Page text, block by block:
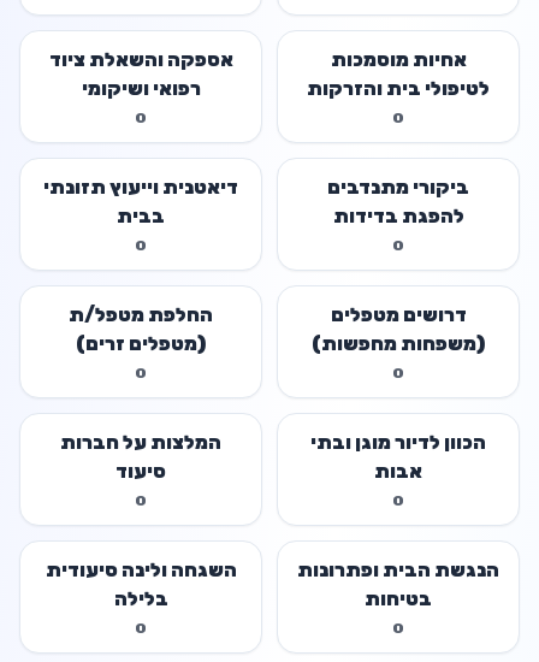
אחיות מוסמכות
לטיפולי בית והזרקות
0
אספקה והשאלת ציוד
רפואי ושיקומי
0
ביקורי מתנדבים
להפגת בדידות
0
דיאטנית וייעוץ תזונתי
בבית
0
דרושים מטפלים
(משפחות מחפשות)
0
החלפת מטפל/ת
(מטפלים זרים)
0
הכוון לדיור מוגן ובתי
אבות
0
המלצות על חברות
סיעוד
0
הנגשת הבית ופתרונות
בטיחות
0
השגחה ולינה סיעודית
בלילה
0